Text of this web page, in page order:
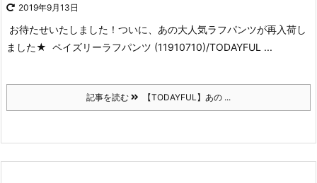
2019年9月13日
お待たせいたしました！ ついに、あの大人気ラフパンツが再入荷し
ました★ ペイズリーラフパンツ (11910710)/TODAYFUL ...
記事を読む 【TODAYFUL】あの ...